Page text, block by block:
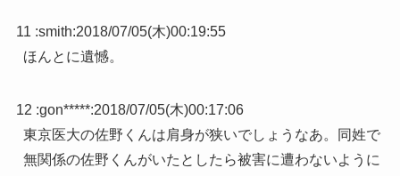
11 :smith:2018/07/05(木)00:19:55
ほんとに遺憾。
12 :gon*****:2018/07/05(木)00:17:06
東京医大の佐野くんは肩身が狭いでしょうなあ。同姓で
無関係の佐野くんがいたとしたら被害に遭わないように